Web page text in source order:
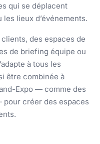
qui se déplacent
lieux d’événements.
des espaces de
de briefing équipe ou
à tous les
être combinée à
Expo — comme des
créer des espaces